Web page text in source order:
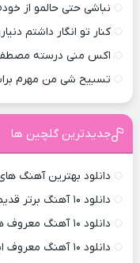
نباشی حتی حالمو از
کنار تو انگار داشتم
اکس منی درسته
تسبیح شی من مهرم
جدیدترین گلچین ها
دانلود بهترین آهنگ
دانلود ۱۰ آهنگ برتر قدیمی رپ فارسی نسل ۱ و ۲
دانلود ۱۰ آهنگ معروف هایده بهترین ها تکی و یکجا
دانلود ۱۰ آهنگ معروف ابی پرطرفدارترین ها (فول آلبوم)